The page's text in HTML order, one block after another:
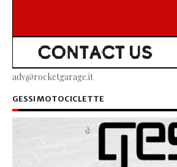
adv@rocketgarage.it
GESSI MOTOCICLETTE